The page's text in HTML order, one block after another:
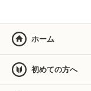
ホーム
初めての方へ